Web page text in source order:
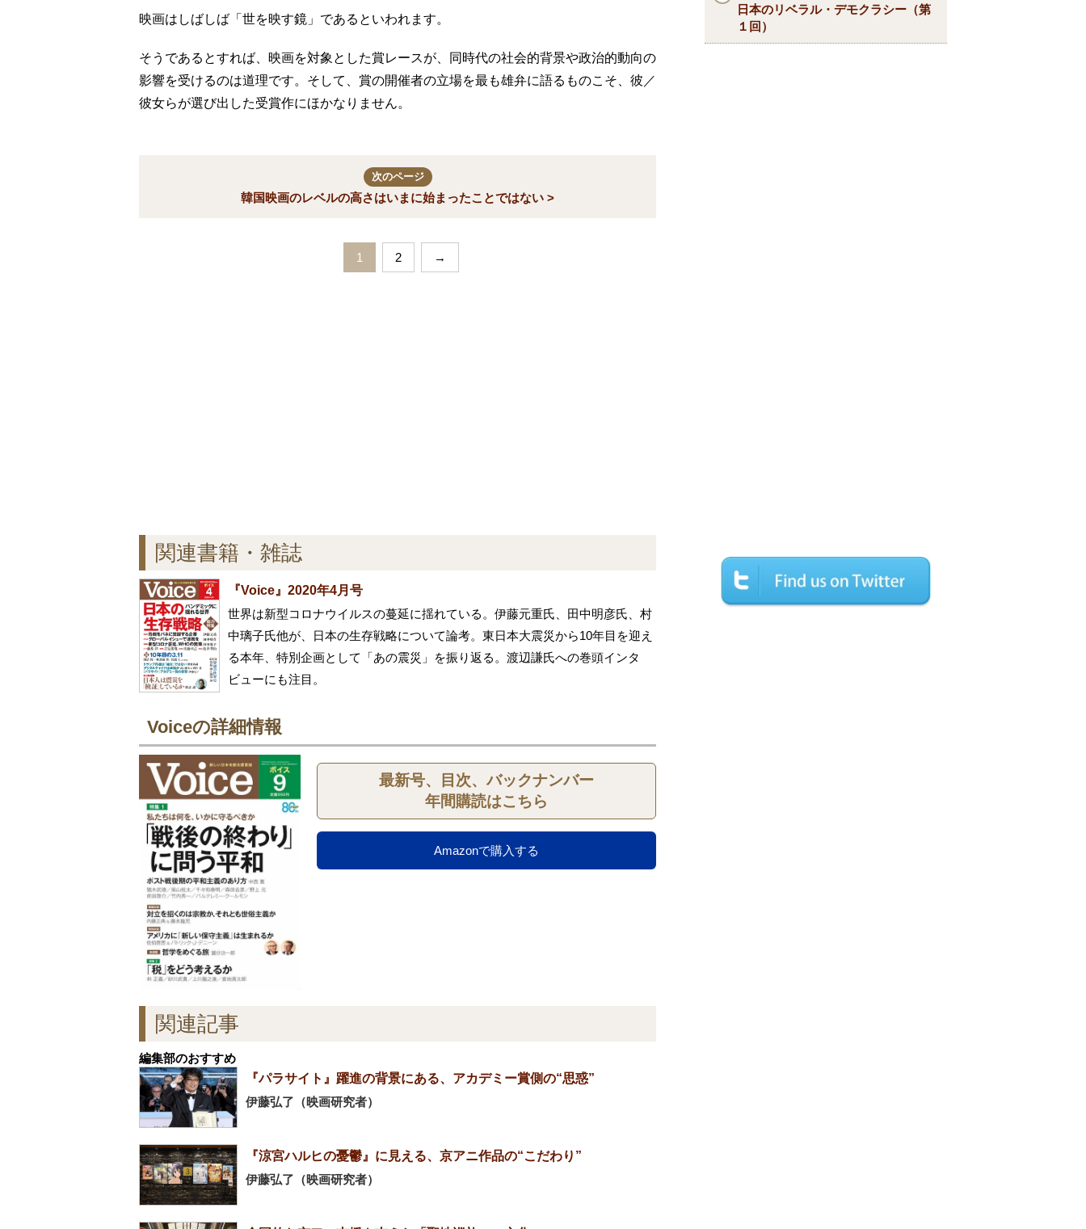
映画はしばしば「世を映す鏡」であるといわれます。
そうであるとすれば、映画を対象とした賞レースが、同時代の社会的背景や政治的動向の
影響を受けるのは道理です。そして、賞の開催者の立場を最も雄弁に語るものこそ、彼／
彼女らが選び出した受賞作にほかなりません。
次のページ
韓国映画のレベルの高さはいまに始まったことではない >
1 2 →
関連書籍・雑誌
『Voice』2020年4月号
世界は新型コロナウイルスの蔓延に揺れている。伊藤元重氏、田中明彦氏、村
中璃子氏他が、日本の生存戦略について論考。東日本大震災から10年目を迎え
る本年、特別企画として「あの震災」を振り返る。渡辺謙氏への巻頭インタ
ビューにも注目。
Voiceの詳細情報
最新号、目次、バックナンバー
年間購読はこちら
Amazonで購入する
関連記事
編集部のおすすめ
『パラサイト』躍進の背景にある、アカデミー賞側の“思惑”
伊藤弘了（映画研究者）
『涼宮ハルヒの憂鬱』に見える、京アニ作品の“こだわり”
伊藤弘了（映画研究者）
日本のリベラル・デモクラシー（第
１回）